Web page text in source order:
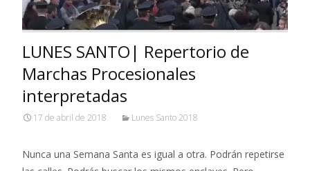
LUNES SANTO| Repertorio de
Marchas Procesionales
interpretadas
17 de abril de 2018 Lunes Santo 2018
Nunca una Semana Santa es igual a otra. Podrán repetirse